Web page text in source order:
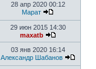
28 апр 2020 00:12
Марат
29 июн 2015 14:30
maxatb
03 янв 2020 16:14
Александр Шабанов